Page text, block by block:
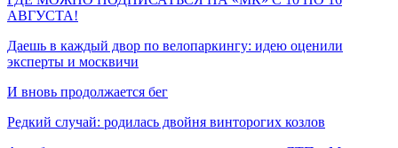
АВГУСТА!
Даешь в каждый двор по велопаркингу: идею оценили
эксперты и москвичи
И вновь продолжается бег
Редкий случай: родилась двойня винторогих козлов